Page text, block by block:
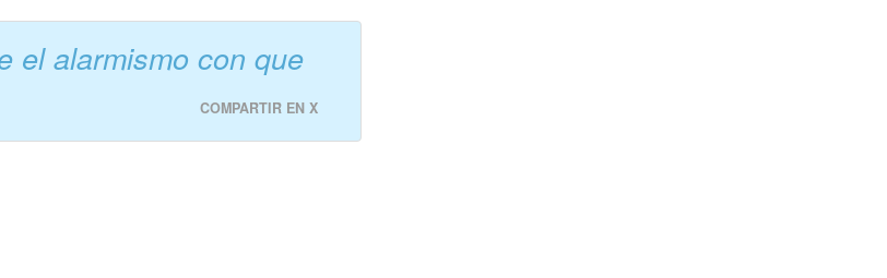
el alarmismo con que
COMPARTIR EN X